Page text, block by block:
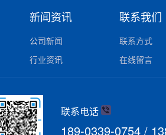
新闻资讯
公司新闻
行业资讯
联系我们
联系方式
在线留言
联系电话
189-0339-0754 /